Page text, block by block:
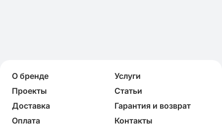
О бренде
Услуги
Проекты
Статьи
Доставка
Гарантия и возврат
Оплата
Контакты